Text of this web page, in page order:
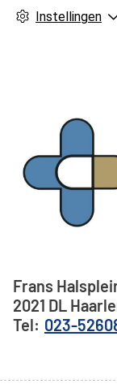
Instellingen
Frans
2021 DL
023-